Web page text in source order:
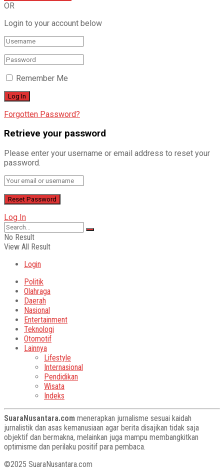
OR
Login to your account below
Remember Me
Forgotten Password?
Retrieve your password
Please enter your username or email address to reset your
password.
Log In
No Result
View All Result
Login
Politik
Olahraga
Daerah
Nasional
Entertainment
Teknologi
Otomotif
Lainnya
Lifestyle
Internasional
Pendidikan
Wisata
Indeks
SuaraNusantara.com menerapkan jurnalisme sesuai kaidah
jurnalistik dan asas kemanusiaan agar berita disajikan tidak saja
objektif dan bermakna, melainkan juga mampu membangkitkan
optimisme dan perilaku positif para pembaca.
©2025 SuaraNusantara.com